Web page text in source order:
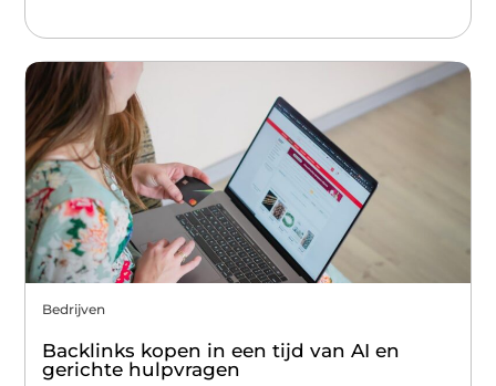
Bedrijven
Backlinks kopen in een tijd van AI en
gerichte hulpvragen